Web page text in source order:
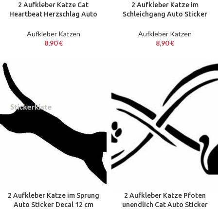
2 Aufkleber Katze Cat
Heartbeat Herzschlag Auto
Aufkleber Katzen
8,90€
2 Aufkleber Katze im
Schleichgang Auto Sticker
Aufkleber Katzen
8,90€
2 Aufkleber Katze im Sprung
Auto Sticker Decal 12 cm
2 Aufkleber Katze Pfoten
unendlich Cat Auto Sticker